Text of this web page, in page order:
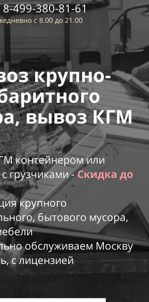
8-499-380-81-61
с 8.00 до 21.00
крупно-
вывозКГМ
контейнером или
грузчиками -Скидка до
крупного
бытового мусора,
обслуживаем Москву
с лицензией